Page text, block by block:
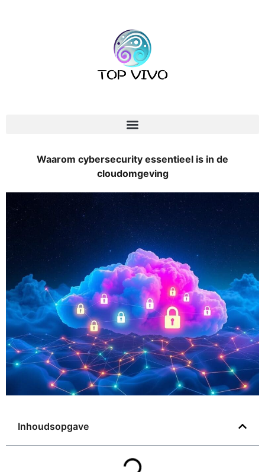
Waarom cybersecurity essentieel is in de
cloudomgeving
Inhoudsopgave